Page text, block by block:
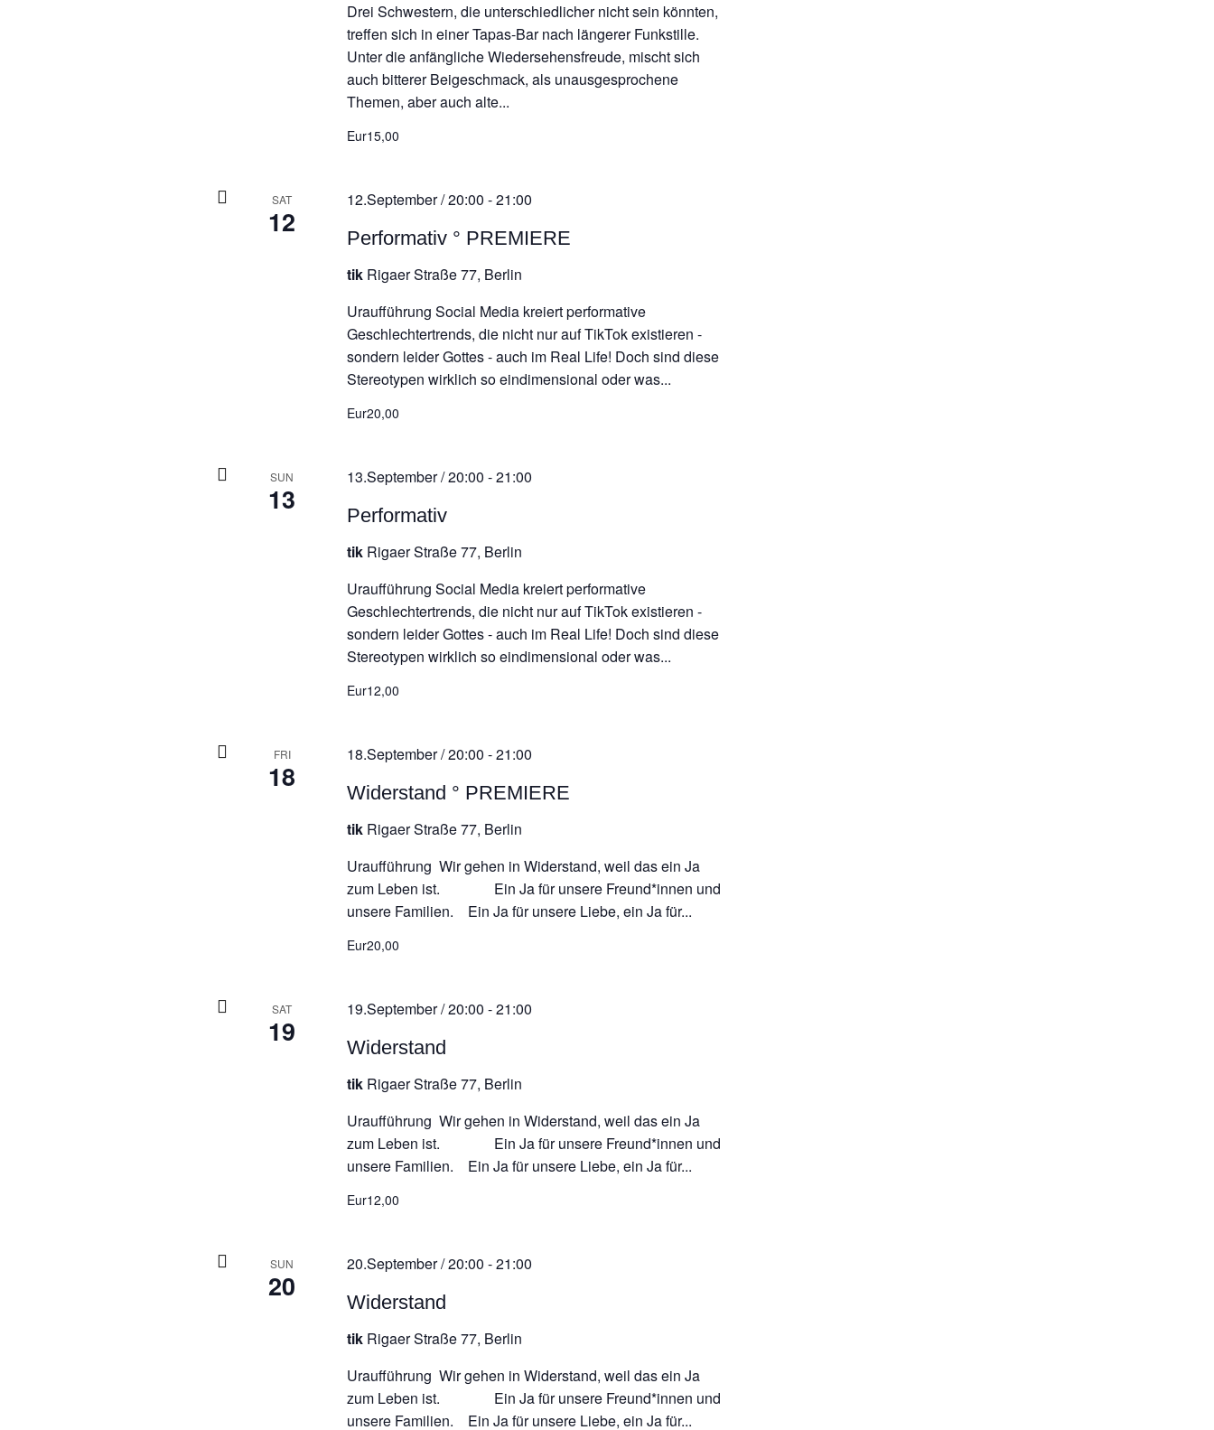
Drei Schwestern, die unterschiedlicher nicht sein könnten,
treffen sich in einer Tapas-Bar nach längerer Funkstille.
Unter die anfängliche Wiedersehensfreude, mischt sich
auch bitterer Beigeschmack, als unausgesprochene
Themen, aber auch alte...
Eur15,00
SAT
12 Performativ ° PREMIERE
12.September / 20:00 -21:00
tik Rigaer Straße 77, Berlin
Uraufführung Social Media kreiert performative
Geschlechtertrends, die nicht nur auf TikTok existieren -
sondern leider Gottes - auch im Real Life! Doch sind diese
Stereotypen wirklich so eindimensional oder was...
Eur20,00
SUN
13 Performativ
13.September / 20:00 -21:00
tik Rigaer Straße 77, Berlin
Uraufführung Social Media kreiert performative
Geschlechtertrends, die nicht nur auf TikTok existieren -
sondern leider Gottes - auch im Real Life! Doch sind diese
Stereotypen wirklich so eindimensional oder was...
Eur12,00
FRI
18 Widerstand ° PREMIERE
18.September / 20:00 -21:00
tik Rigaer Straße 77, Berlin
Uraufführung Wir gehen in Widerstand, weil das ein Ja
zum Leben ist. Ein Ja für unsere Freund*innen und
unsere Familien. Ein Ja für unsere Liebe, ein Ja für...
Eur20,00
SAT
19 Widerstand
19.September / 20:00 -21:00
tik Rigaer Straße 77, Berlin
Uraufführung Wir gehen in Widerstand, weil das ein Ja
zum Leben ist. Ein Ja für unsere Freund*innen und
unsere Familien. Ein Ja für unsere Liebe, ein Ja für...
Eur12,00
SUN
20 Widerstand
20.September / 20:00 -21:00
tik Rigaer Straße 77, Berlin
Uraufführung Wir gehen in Widerstand, weil das ein Ja
zum Leben ist. Ein Ja für unsere Freund*innen und
unsere Familien. Ein Ja für unsere Liebe, ein Ja für...